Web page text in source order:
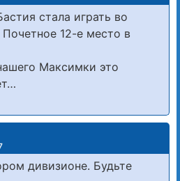
стала играть во
12-е место в
Максимки это
дивизионе. Будьте